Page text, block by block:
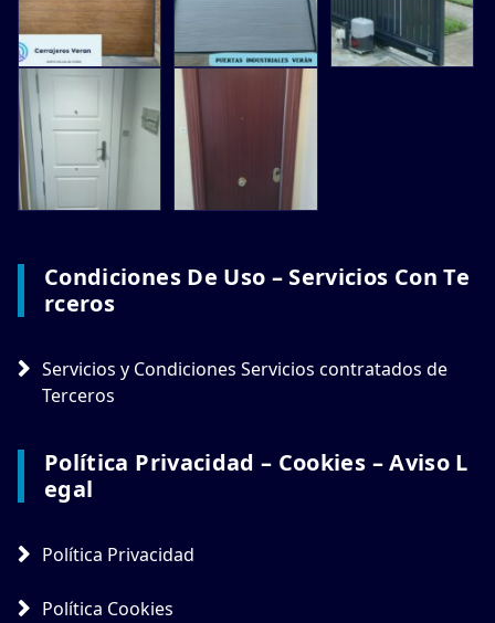
Condiciones De Uso – Servicios Con Te
Rceros
Servicios y Condiciones Servicios contratados de
Terceros
Política Privacidad – Cookies – Aviso L
Egal
Política Privacidad
Política Cookies